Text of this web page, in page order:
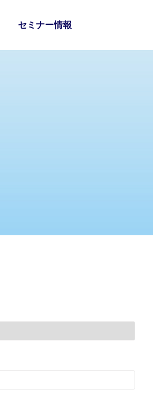
セミナー情報